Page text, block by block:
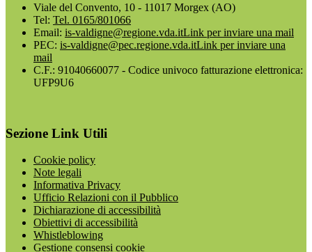
Viale del Convento, 10 - 11017 Morgex (AO)
Tel: Tel. 0165/801066
Email: is-valdigne@regione.vda.itLink per inviare una mail
PEC: is-valdigne@pec.regione.vda.itLink per inviare una
mail
C.F.: 91040660077 - Codice univoco fatturazione elettronica:
UFP9U6
Sezione Link Utili
Cookie policy
Note legali
Informativa Privacy
Ufficio Relazioni con il Pubblico
Dichiarazione di accessibilità
Obiettivi di accessibilità
Whistleblowing
Gestione consensi cookie